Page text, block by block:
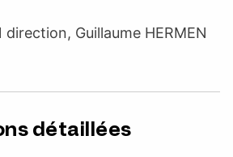
Guillaume HERMEN
détaillées